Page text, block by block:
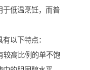
于低温烹饪，而普
以下特点：
较高比例的单不饱